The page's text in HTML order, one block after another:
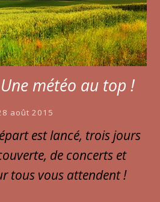
météo au top !
août 2015
est lancé, trois jours
de concerts et
tous vous attendent !